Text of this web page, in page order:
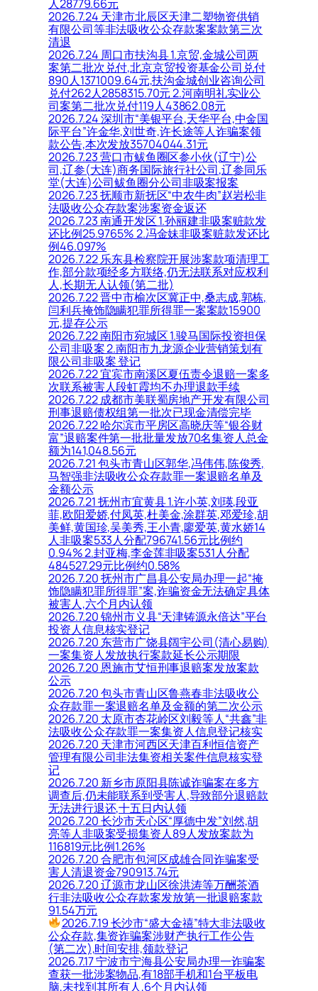
人28779.66元
2026.7.24 天津市北辰区天津二塑物资供销
有限公司等非法吸收公众存款案案款第三次
清退
2026.7.24 周口市扶沟县 1.京贸,金城公司两
案第二批次兑付,北京京贸投资基金公司兑付
890人1371009.64元,扶沟金城创业咨询公司
兑付262人2858315.70元 2.河南明礼实业公
司案第二批次兑付119人43862.08元
2026.7.24 深圳市“美银平台,天华平台,中金国
际平台”许金华,刘世奇,许长途等人诈骗案领
款公告,本次发放35704044.31元
2026.7.23 营口市鲅鱼圈区参小伙(辽宁)公
司,辽参(大连)商务国际旅行社公司,辽参同乐
堂(大连)公司鲅鱼圈分公司非吸案报案
2026.7.23 抚顺市新抚区“中农牛肉”赵岩松非
法吸收公众存款案涉案资金返还
2026.7.23 南通开发区 1.孙丽建非吸案赃款发
还比例25.9765% 2.冯金妹非吸案赃款发还比
例46.097%
2026.7.22 乐东县检察院开展涉案款项清理工
作,部分款项经多方联络,仍无法联系对应权利
人,长期无人认领(第二批)
2026.7.22 晋中市榆次区冀正中,桑志成,郭栋,
闫利兵掩饰隐瞒犯罪所得罪一案案款15900
元,提存公示
2026.7.22 南阳市宛城区 1.骏马国际投资担保
公司非吸案 2.南阳市九龙源企业营销策划有
限公司非吸案 登记
2026.7.22 宜宾市南溪区夏伍责令退赔一案多
次联系被害人段虹霞均不办理退款手续
2026.7.22 成都市美联蜀房地产开发有限公司
刑事退赔债权组第一批次已现金清偿完毕
2026.7.22 哈尔滨市平房区高晓庆等“银谷财
富”退赔案件第一批批量发放70名集资人总金
额为141,048.56元
2026.7.21 包头市青山区郭华,冯伟伟,陈俊秀,
马智强非法吸收公众存款罪一案退赔名单及
金额公示
2026.7.21 抚州市宜黄县 1.许小英,刘瑛,段亚
菲,欧阳爱娇,付凤英,杜美金,涂群英,邓爱珍,胡
美鲜,黄国珍,吴美秀,王小青,廖爱英,黄水娇14
人非吸案533人分配796741.56元比例约
0.94% 2.封亚梅,李金莲非吸案531人分配
484527.29元比例约0.58%
2026.7.20 抚州市广昌县公安局办理一起“掩
饰隐瞒犯罪所得罪”案,诈骗资金无法确定具体
被害人,六个月内认领
2026.7.20 锦州市义县“天津铸源永倍达”平台
投资人信息核实登记
2026.7.20 东营市广饶县阔宇公司(清心易购)
一案集资人发放执行案款延长公示期限
2026.7.20 恩施市艾恒刑事退赔案发放案款
公示
2026.7.20 包头市青山区鲁燕春非法吸收公
众存款罪一案退赔名单及金额的第二次公示
2026.7.20 太原市杏花岭区刘毅等人“共鑫”非
法吸收公众存款罪一案集资人信息登记核实
2026.7.20 天津市河西区天津百利恒信资产
管理有限公司非法集资相关案件信息核实登
记
2026.7.20 新乡市原阳县陈诚诈骗案在多方
调查后,仍未能联系到受害人,导致部分退赔款
无法进行退还,十五日内认领
2026.7.20 长沙市天心区“厚德中发”刘然,胡
亮等人非吸案受损集资人89人发放案款为
116819元比例1.26%
2026.7.20 合肥市包河区成雄合同诈骗案受
害人清退资金790913.74元
2026.7.20 辽源市龙山区徐洪涛等万酬茶酒
行非法吸收公众存款案发放第一批退赔案款
91.54万元
2026.7.19 长沙市“盛大金禧”特大非法吸收
公众存款,集资诈骗案涉财产执行工作公告
(第二次),时间安排,领款登记
2026.7.17 宁波市宁海县公安局办理一诈骗案
查获一批涉案物品,有18部手机和1台平板电
脑,未找到其所有人,6个月内认领